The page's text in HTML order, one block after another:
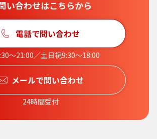
い合わせはこちらから
電話で問い合わせ
〜21:00／土日祝9:30〜18:00
メールで問い合わせ
24時間受付